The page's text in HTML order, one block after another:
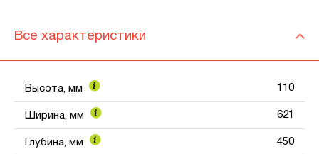
Все характеристики
Высота, мм 110
Ширина, мм 621
Глубина, мм 450